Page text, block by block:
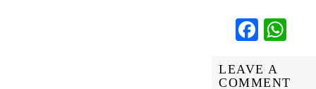
LEAVE A
COMMENT